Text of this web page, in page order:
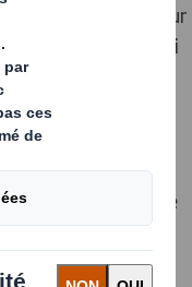
Royaume-Uni pour
choisir parmi
livrés
ce qui nous a
en boucle fermée
centre de
Uni.